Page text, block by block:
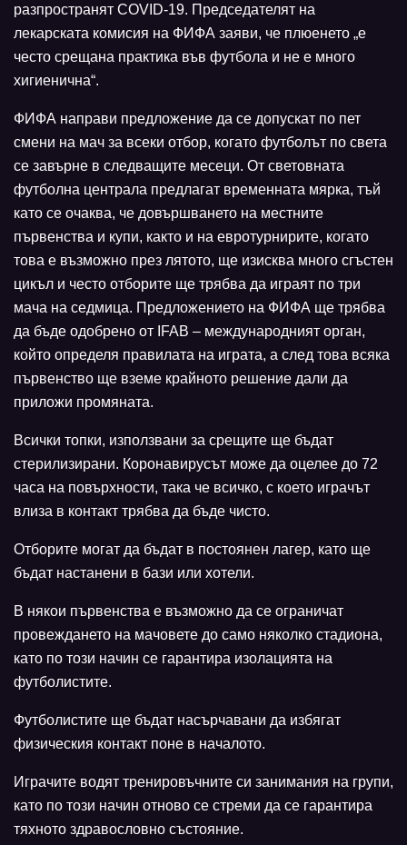
разпространят COVID-19. Председателят на
лекарската комисия на ФИФА заяви, че плюенето „е
често срещана практика във футбола и не е много
хигиенична“.
ФИФА направи предложение да се допускат по пет
смени на мач за всеки отбор, когато футболът по света
се завърне в следващите месеци. От световната
футболна централа предлагат временната мярка, тъй
като се очаква, че довършването на местните
първенства и купи, както и на евротурнирите, когато
това е възможно през лятото, ще изисква много сгъстен
цикъл и често отборите ще трябва да играят по три
мача на седмица. Предложението на ФИФА ще трябва
да бъде одобрено от IFAB – международният орган,
който определя правилата на играта, а след това всяка
първенство ще вземе крайното решение дали да
приложи промяната.
Всички топки, използвани за срещите ще бъдат
стерилизирани. Коронавирусът може да оцелее до 72
часа на повърхности, така че всичко, с което играчът
влиза в контакт трябва да бъде чисто.
Отборите могат да бъдат в постоянен лагер, като ще
бъдат настанени в бази или хотели.
В някои първенства е възможно да се ограничат
провеждането на мачовете до само няколко стадиона,
като по този начин се гарантира изолацията на
футболистите.
Футболистите ще бъдат насърчавани да избягат
физическия контакт поне в началото.
Играчите водят тренировъчните си занимания на групи,
като по този начин отново се стреми да се гарантира
тяхното здравословно състояние.